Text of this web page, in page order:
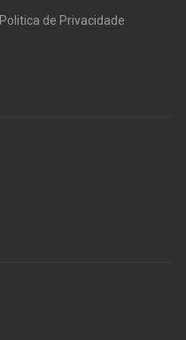
Politica de Privacidade